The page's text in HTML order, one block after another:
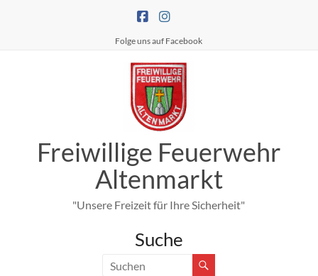
Folge uns auf Facebook
Freiwillige Feuerwehr
Altenmarkt
"Unsere Freizeit für Ihre Sicherheit"
Suche